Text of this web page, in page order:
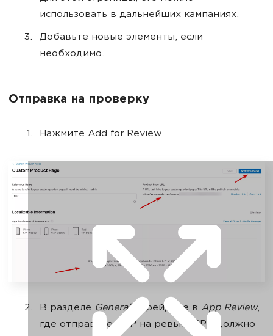
использовать в дальнейших кампаниях.
Добавьте новые элементы, если
необходимо.
Отправка на проверку
Нажмите Add for Review.
В разделе Generalперейдите в App Review,
где отправьте СРР на ревью. CPP должно